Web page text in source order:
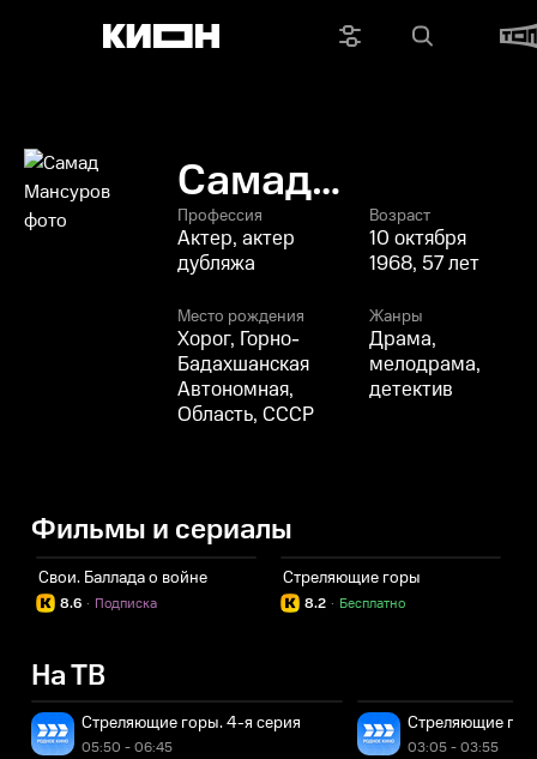
Самад
Мансуров
Профессия
Актер, актер
дубляжа
Возраст
10 октября
1968, 57 лет
Место рождения
Хорог, Горно-
Бадахшанская
Автономная,
Область, СССР
Жанры
Драма,
мелодрама,
детектив
Фильмы и сериалы
Свои. Баллада о войне
8.6 Подписка
·
Стреляющие горы
8.2 Бесплатно
·
На ТВ
Стреляющие горы. 4-я серия
05:50 - 06:45
Стреляющие
03:05 - 03:55